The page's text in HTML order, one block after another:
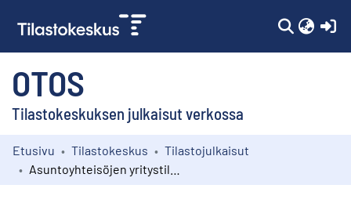
OTOS
Tilastokeskuksen julkaisut verkossa
Kokoelmat
Etusivu Tilastokeskus
Tilastojulkaisut